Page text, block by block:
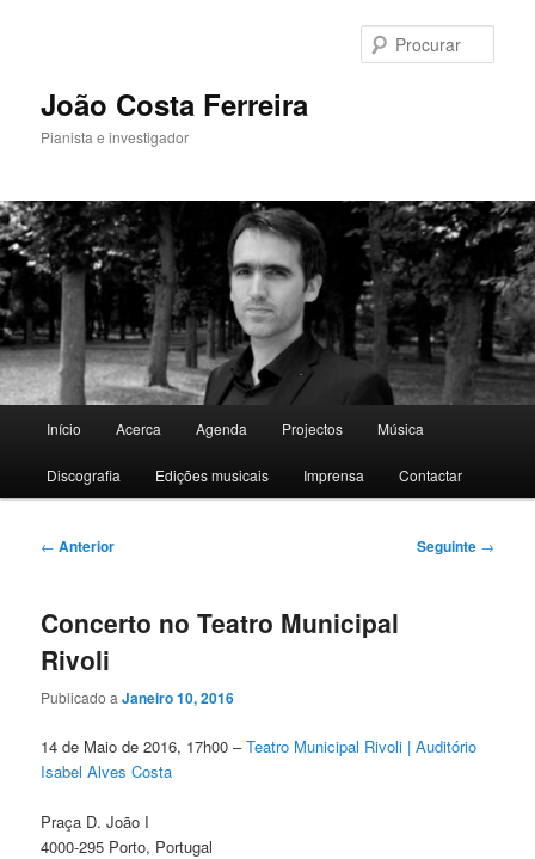
primárioJoão Costa Ferreira
Pianista e investigador
principal
Início Acerca Agenda Projectos Música
Discografia Edições musicais Imprensa Contactar
Navegação
← Anterior Seguinte →
Concerto no Teatro Municipal
Rivoli
Publicado aJaneiro 10, 2016
14 de Maio de 2016, 17h00 –Teatro Municipal Rivoli |Auditório
Isabel Alves Costa
Praça D. João I
4000-295 Porto, Portugal